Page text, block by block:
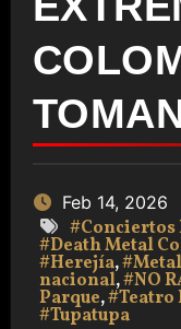
Feb 14, 2026
#Conciertos
#Death Metal
#Herejía,
nacional,#NO
Parque,#Teatro
#Tupatupa